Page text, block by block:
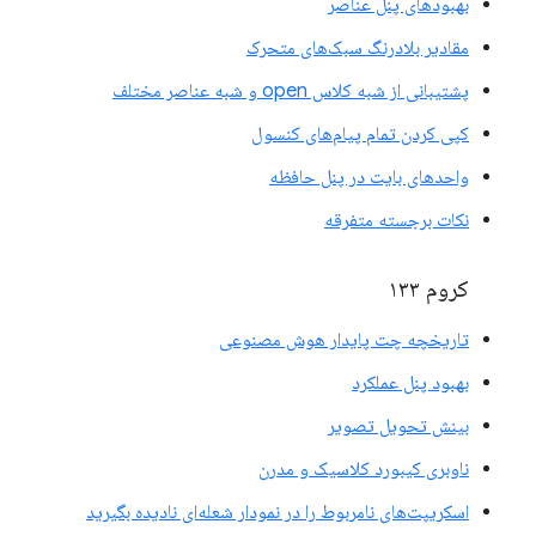
مقادیر بلادرنگ سبک‌های متحرک
پشتیبانی از شبه کلاس open و شبه عناصر مختلف
کپی کردن تمام پیام‌های کنسول
واحدهای بایت در پنل حافظه
نکات برجسته متفرقه
کروم ۱۳۳
تاریخچه چت پایدار هوش مصنوعی
بهبود پنل عملکرد
بینش تحویل تصویر
ناوبری کیبورد کلاسیک و مدرن
اسکریپت‌های نامربوط را در نمودار شعله‌ای نادیده بگیرید